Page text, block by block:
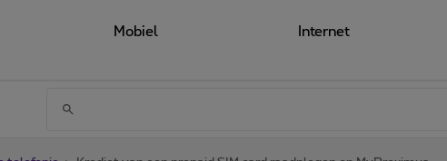
Mobiel Internet